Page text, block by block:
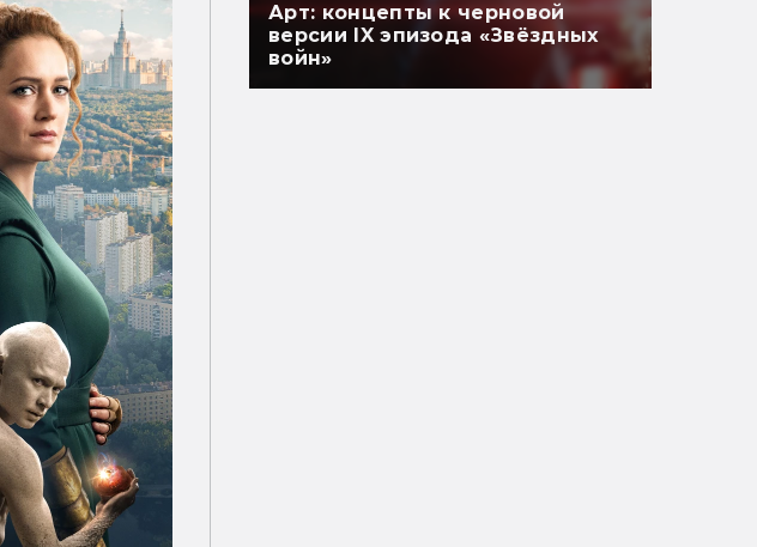
Арт: концепты к черновой
версии IX эпизода «Звёздных
войн»